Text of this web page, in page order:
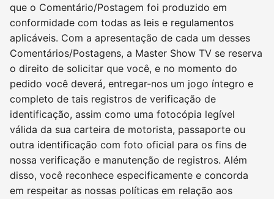
que o Comentário/Postagem foi produzido em
conformidade com todas as leis e regulamentos
aplicáveis. Com a apresentação de cada um desses
Comentários/Postagens, a Master Show TV se reserva
o direito de solicitar que você, e no momento do
pedido você deverá, entregar-nos um jogo íntegro e
completo de tais registros de verificação de
identificação, assim como uma fotocópia legível
válida da sua carteira de motorista, passaporte ou
outra identificação com foto oficial para os fins de
nossa verificação e manutenção de registros. Além
disso, você reconhece especificamente e concorda
em respeitar as nossas políticas em relação aos